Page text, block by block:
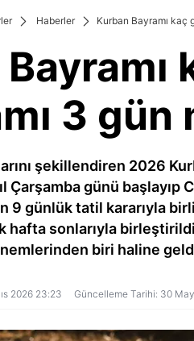
Haberler Kurban Bayramı kaç
3
şekillendiren 2026
Çarşamba günü
9 günlük tatil kararıyla
hafta sonlarıyla
biri haline
2026 23:23 Güncelleme Tarihi: 30